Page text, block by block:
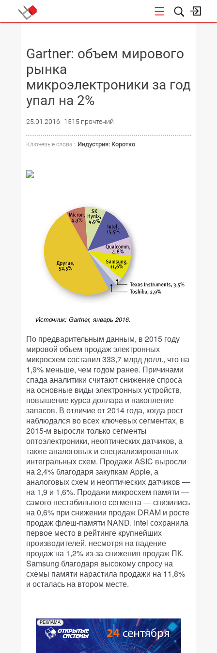
Gartner: объем мирового
рынка
микроэлектроники за год
упал на 2%
25.01.2016 1515 прочтений
Ключевые слова : Индустрия: Коротко
Источник: Gartner, январь 2016.
По предварительным данным, в 2015 году
мировой объем продаж электронных
микросхем составил 333,7 млрд долл., что на
1,9% меньше, чем годом ранее. Причинами
спада аналитики считают снижение спроса
на основные виды электронных устройств,
повышение курса доллара и накопление
запасов. В отличие от 2014 года, когда рост
наблюдался во всех ключевых сегментах, в
2015-м выросли только сегменты
оптоэлектроники, неоптических датчиков, а
также аналоговых и специализированных
интегральных схем. Продажи ASIC выросли
на 2,4% благодаря закупкам Apple, а
аналоговых схем и неоптических датчиков —
на 1,9 и 1,6%. Продажи микросхем памяти —
самого нестабильного сегмента — снизились
на 0,6% при снижении продаж DRAM и росте
продаж флеш-памяти NAND. Intel сохранила
первое место в рейтинге крупнейших
производителей, несмотря на падение
продаж на 1,2% из-за снижения продаж ПК.
Samsung благодаря высокому спросу на
схемы памяти нарастила продажи на 11,8%
и осталась на втором месте.
РЕКЛАМА